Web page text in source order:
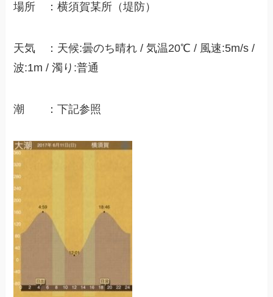
場所 ：横須賀某所（堤防）
天気 ：天候:曇のち晴れ / 気温20℃ / 風速:5m/s /
波:1m / 濁り:普通
潮 ：下記参照